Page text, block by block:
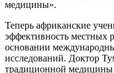
медицины».
Теперь африканские
эффективность местных
основании
исследований. Доктор
традиционной медицины